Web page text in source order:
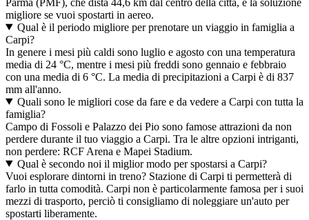
migliore se vuoi spostarti in aereo.
Qual è il periodo migliore per prenotare un viaggio in famiglia a
Carpi?
In genere i mesi più caldi sono luglio e agosto con una temperatura
media di 24 °C, mentre i mesi più freddi sono gennaio e febbraio
con una media di 6 °C. La media di precipitazioni a Carpi è di 837
mm all'anno.
Quali sono le migliori cose da fare e da vedere a Carpi con tutta la
famiglia?
Campo di Fossoli e Palazzo dei Pio sono famose attrazioni da non
perdere durante il tuo viaggio a Carpi. Tra le altre opzioni intriganti,
non perdere: RCF Arena e Mapei Stadium.
Qual è secondo noi il miglior modo per spostarsi a Carpi?
Vuoi esplorare dintorni in treno? Stazione di Carpi ti permetterà di
farlo in tutta comodità. Carpi non è particolarmente famosa per i suoi
mezzi di trasporto, perciò ti consigliamo di noleggiare un'auto per
spostarti liberamente.